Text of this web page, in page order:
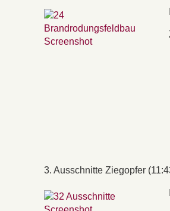
3. Ausschnitte Ziegopfer